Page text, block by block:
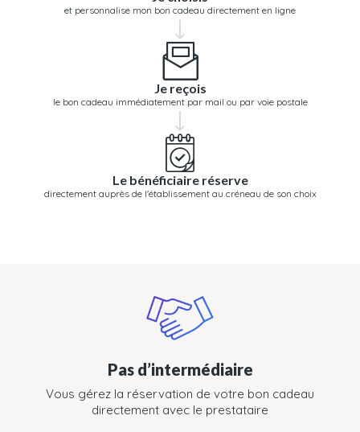
et personnalise mon bon cadeau directement en ligne
Je reçois
le bon cadeau immédiatement par mail ou par voie postale
Le bénéficiaire réserve
directement auprès de l'établissement au créneau de son choix
Pas d’intermédiaire
Vous gérez la réservation de votre bon cadeau
directement avec le prestataire